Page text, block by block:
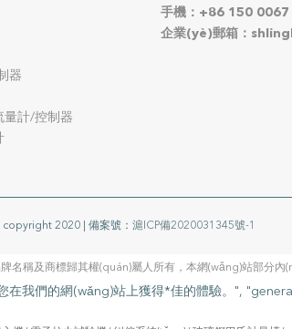
器
量計/控制器
手機：+86 150
企業(yè)郵箱：
2020 | 備案號： 滬ICP備2020031345號-1
稱及商標歸其權(quán)屬人所有，本網(wǎng)站部分內(nèi)
們的網(wǎng)站上獲得*佳的體驗。",